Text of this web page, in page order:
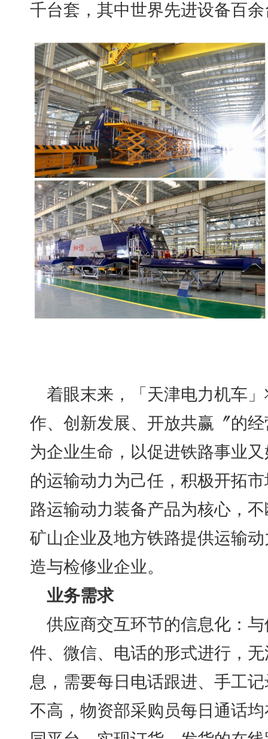
千台套，其中世界先进设备百
着眼末来，「天津电力机车
作、创新发展、开放共赢〞的
为企业生命，以促进铁路事业
的运输动力为己任，积极开拓
路运输动力装备产品为核心，
矿山企业及地方铁路提供运输
造与检修业企业。
业务需求
供应商交互环节的信息化：
件、微信、电话的形式进行，
息，需要每日电话跟进、手工
不高，物资部采购员每日通话均